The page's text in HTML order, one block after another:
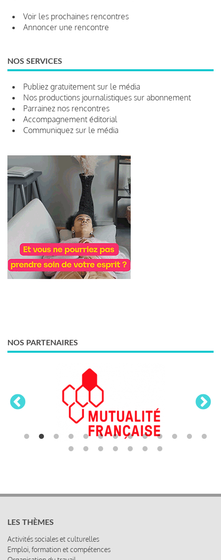
Voir les prochaines rencontres
Annoncer une rencontre
NOS SERVICES
Publiez gratuitement sur le média
Nos productions journalistiques sur abonnement
Parrainez nos rencontres
Accompagnement éditorial
Communiquez sur le média
NOS PARTENAIRES
LES THÈMES
Activités sociales et culturelles
Emploi, formation et compétences